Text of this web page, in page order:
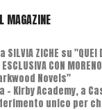
MAGAZINE
ZICHE su "QUEI
CON
Novels"
- Kirby Academy, a
unico per